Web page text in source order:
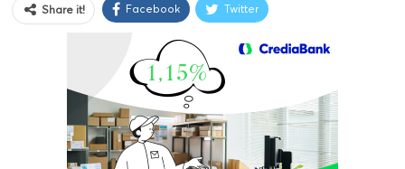
Share it! Facebook Twitter